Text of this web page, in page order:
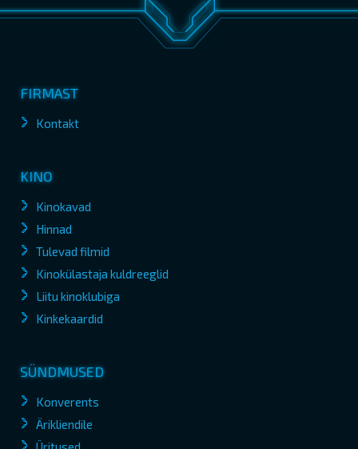
FIRMAST
Kontakt
KINO
Kinokavad
Hinnad
Tulevad filmid
Kinokülastaja kuldreeglid
Liitu kinoklubiga
Kinkekaardid
SÜNDMUSED
Konverents
Ärikliendile